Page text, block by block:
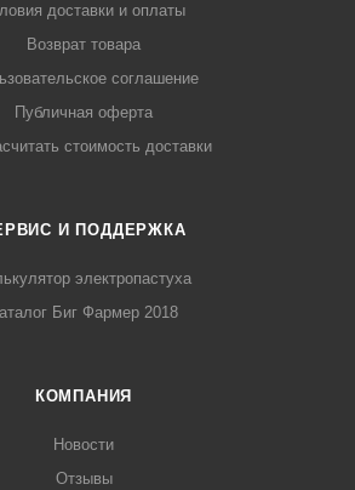
доставки и оплаты
Возврат товара
соглашение
Публичная оферта
стоимость доставки
И ПОДДЕРЖКА
электропастуха
Биг Фармер 2018
КОМПАНИЯ
Новости
Отзывы